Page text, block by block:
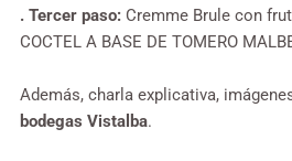
. Tercer paso: Cremme Brule con
COCTEL A BASE DE TOMERO
Además, charla explicativa,
bodegas Vistalba.